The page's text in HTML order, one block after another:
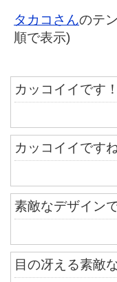
タカコさんのテ
順で表示)
カッコイイです
カッコイイです
素敵なデザイン
目の冴える素敵